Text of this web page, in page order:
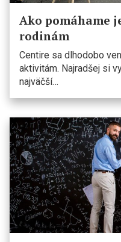
Ako pomáhame
rodinám
Centire sa dlhodobo
aktivitám. Najradšej si
najväčší…